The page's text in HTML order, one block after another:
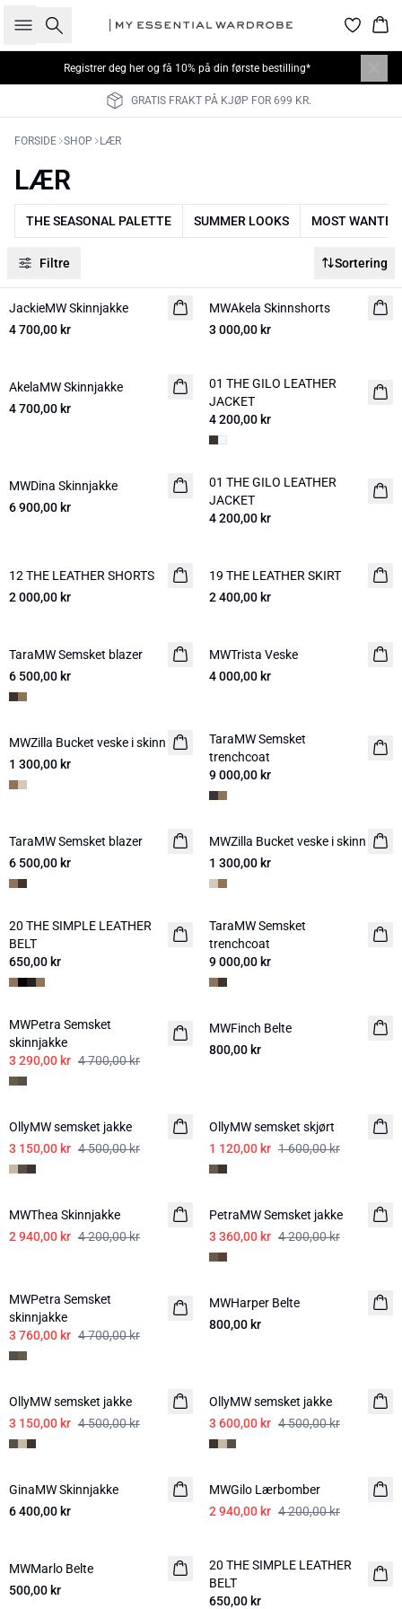
Søk
Registrer deg herog få 10% på din første bestilling*
GRATIS FRAKT PÅ KJØP FOR 699 KR.
FORSIDE SHOP LÆR
LÆR
THE SEASONAL PALETTE SUMMER LOOKS MOST WANTED
Filtre Sortering
NYHED
JackieMW Skinnjakke
4 700,00 kr
NYHED
MWAkela Skinnshorts
3 000,00 kr
NYHED
AkelaMW Skinnjakke
4 700,00 kr
NYHED
01 THE GILO LEATHER
JACKET
4 200,00 kr
NYHED
MWDina Skinnjakke
6 900,00 kr
NYHED
01 THE GILO LEATHER
JACKET
4 200,00 kr
NYHED
12 THE LEATHER SHORTS
2 000,00 kr
NYHED
19 THE LEATHER SKIRT
2 400,00 kr
NYHED
TaraMW Semsket blazer
6 500,00 kr
NYHED
MWTrista Veske
4 000,00 kr
NYHED
MWZilla Bucket veske i skinn
1 300,00 kr
TaraMW Semsket
trenchcoat
9 000,00 kr
NYHED
TaraMW Semsket blazer
6 500,00 kr
NYHED
MWZilla Bucket veske i skinn
1 300,00 kr
NYHED
20 THE SIMPLE LEATHER
BELT
650,00 kr
NYHED
TaraMW Semsket
trenchcoat
9 000,00 kr
-30%
MWPetra Semsket
skinnjakke
3 290,00 kr 4 700,00 kr
NYHED
MWFinch Belte
800,00 kr
-30%
OllyMW semsket jakke
3 150,00 kr 4 500,00 kr
OllyMW semsket skjørt
1 120,00 kr 1 600,00 kr
-30%
MWThea Skinnjakke
2 940,00 kr 4 200,00 kr
-20%
PetraMW Semsket jakke
3 360,00 kr 4 200,00 kr
MWPetra Semsket
skinnjakke
3 760,00 kr 4 700,00 kr
NYHED
MWHarper Belte
800,00 kr
-30%
OllyMW semsket jakke
3 150,00 kr 4 500,00 kr
OllyMW semsket jakke
3 600,00 kr 4 500,00 kr
GinaMW Skinnjakke
6 400,00 kr
-30%
MWGilo Lærbomber
2 940,00 kr 4 200,00 kr
NYHED
MWMarlo Belte
500,00 kr
NYHED
20 THE SIMPLE LEATHER
BELT
650,00 kr